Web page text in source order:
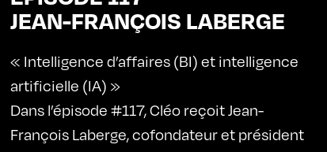
JEAN-FRANÇOIS LABERGE
« Intelligence d’affaires (BI) et intelligence
artificielle (IA) »
Dans l’épisode #117, Cléo reçoit Jean-
François Laberge, cofondateur et président